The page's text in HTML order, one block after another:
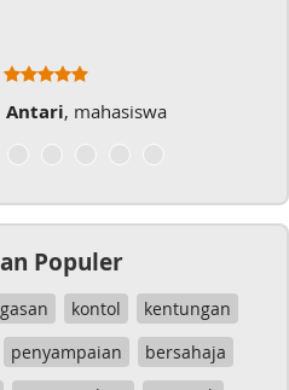
, mahasiswa
Populer
kontol
kentungan
penyampaian
bersahaja